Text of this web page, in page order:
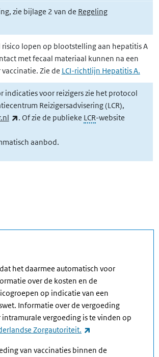
zie bijlage 2 van de Regeling
lopen op blootstelling aan hepatitis A
met fecaal materiaal kunnen na een
Zie de LCI-richtlijn Hepatitis A.
indicaties voor reizigers zie het protocol
Reizigersadvisering (LCR),
(externe link)
. Of zie de publieke LCR-website
aanbod.
het daarmee automatisch voor
link)
over de kosten en de
op indicatie van een
Informatie over de vergoeding
vergoeding is te vinden op
Zorgautoriteit.
van vaccinaties binnen de